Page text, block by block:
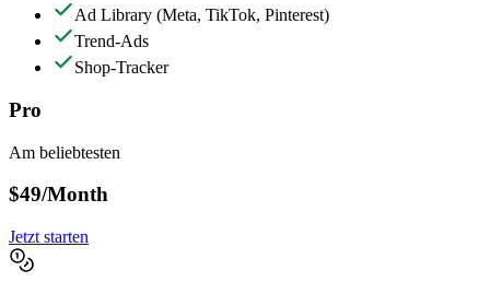
Ad Library (Meta, TikTok, Pinterest)
Trend-Ads
Shop-Tracker
Pro
Am beliebtesten
$49/Month
Jetzt starten